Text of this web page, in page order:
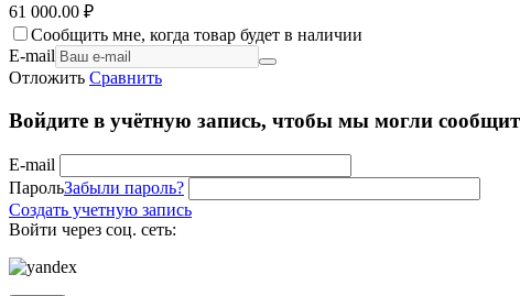
61 000.00 ₽
Сообщить мне, когда товар будет в наличии
E-mail
Отложить Сравнить
Войдите в учётную запись, чтобы мы могли
E-mail
ПарольЗабыли пароль?
Создать учетную запись
Войти через соц. сеть: